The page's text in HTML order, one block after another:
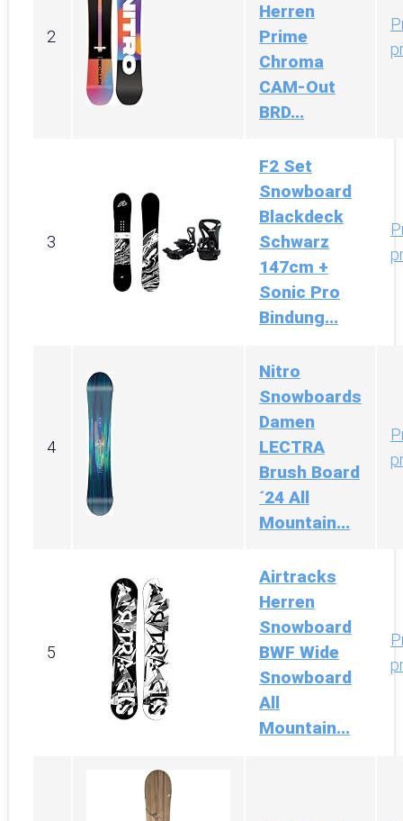
2
Herren
Prime
Chroma
CAM-Out
BRD...
3
F2 Set
Snowboard
Blackdeck
Schwarz
147cm +
Sonic Pro
Bindung...
4
Nitro
Snowboards
Damen
LECTRA
Brush Board
´24 All
Mountain...
5
Airtracks
Herren
Snowboard
BWF Wide
Snowboard
All
Mountain...